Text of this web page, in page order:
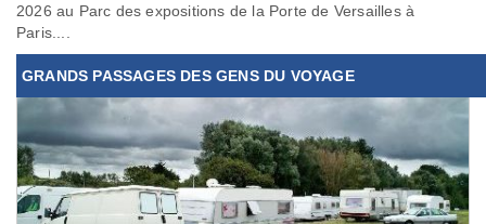
2026 au Parc des expositions de la Porte de Versailles à
Paris....
GRANDS PASSAGES DES GENS DU VOYAGE